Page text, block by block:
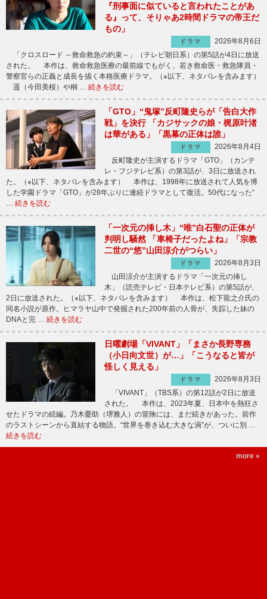
『刑事面に似ていると言われたことがあ
る』って、そりゃあ2時間ドラマの帝王だ
もの」
ドラマ
2026年8月6日
「クロスロード ～救命救急の約束～」（テレビ朝日系）の第5話が4日に放送
された。 本作は、救命救急医療の最前線でもがく、若き救命医・救急隊員・
警察官らの正義と成長を描く本格医療ドラマ。（※以下、ネタバレを含みます）
遥（今田美桜）や桐 … 続きを読む
「GTO」“鬼塚”反町隆史らが「告白大作
戦」を決行 「カジサックの娘・梶原叶渚
は華がある」「黒幕の正体は誰」
ドラマ
2026年8月4日
反町隆史が主演するドラマ「GTO」（カンテ
レ・フジテレビ系）の第3話が、3日に放送され
た。（※以下、ネタバレを含みます） 本作は、1998年に放送されて人気を博
した学園ドラマ「GTO」が28年ぶりに連続ドラマとして復活。50代になった“
… 続きを読む
「一次元の挿し木」“唯”白石聖の正体が
判明し騒然 「車椅子だったよね」「宗教
二世の“悠”山田涼介がつらい」
ドラマ
2026年8月3日
山田涼介が主演するドラマ「一次元の挿し
木」（読売テレビ・日本テレビ系）の第5話が、
2日に放送された。（※以下、ネタバレを含みます） 本作は、松下龍之介氏の
同名小説が原作。ヒマラヤ山中で発掘された200年前の人骨が、失踪した妹の
DNAと完 … 続きを読む
日曜劇場「VIVANT」「まさか長野専務
（小日向文世）が…」「こうなると皆が
怪しく見える」
ドラマ
2026年8月3日
「VIVANT」（TBS系）の第12話が2日に放送
された。 本作は、2023年夏、日本中を熱狂さ
せたドラマの続編。乃木憂助（堺雅人）の冒険には、まだ続きがあった。前作
のラストシーンから直結する物語。“世界を巻き込む大きな渦”が、ついに別 …
続きを読む
more »